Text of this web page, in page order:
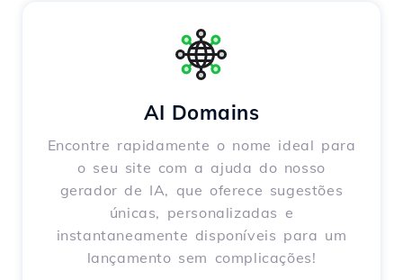
AI Domains
Encontre rapidamente o nome ideal para
o seu site com a ajuda do nosso
gerador de IA, que oferece sugestões
únicas, personalizadas e
instantaneamente disponíveis para um
lançamento sem complicações!